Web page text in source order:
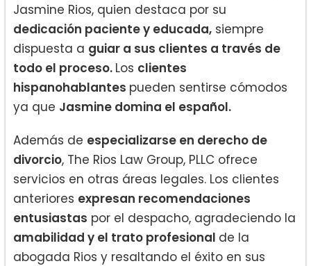
Jasmine Rios, quien destaca por su
dedicación paciente y educada, siempre
dispuesta a guiar a sus clientes a través de
todo el proceso. Los clientes
hispanohablantes pueden sentirse cómodos
ya que Jasmine domina el español.
Además de especializarse en derecho de
divorcio, The Rios Law Group, PLLC ofrece
servicios en otras áreas legales. Los clientes
anteriores expresan recomendaciones
entusiastas por el despacho, agradeciendo la
amabilidad y el trato profesional de la
abogada Rios y resaltando el éxito en sus